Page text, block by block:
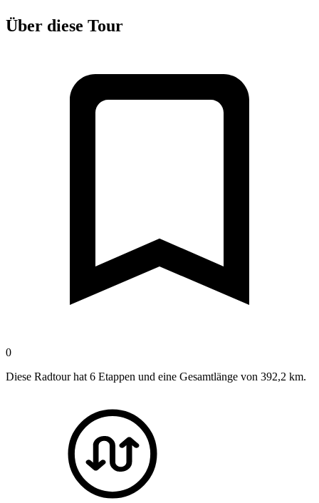
Über diese Tour
0
Diese Radtour hat 6 Etappen und eine Gesamtlänge von 392,2 km.